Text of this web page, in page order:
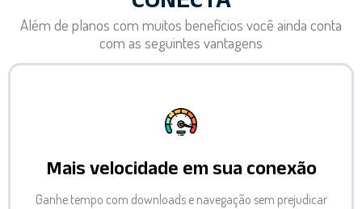
Além de planos com muitos benefícios você ainda conta
com as seguintes vantagens
Mais velocidade em sua conexão
Ganhe tempo com downloads e navegação sem prejudicar